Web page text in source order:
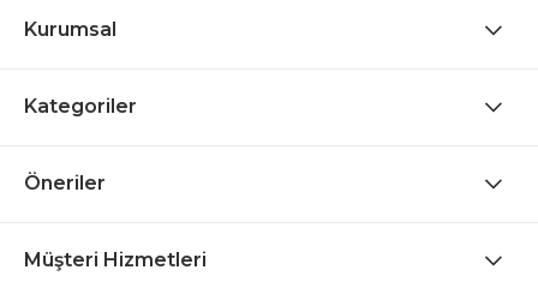
Kurumsal
Kategoriler
Öneriler
Müşteri Hizmetleri